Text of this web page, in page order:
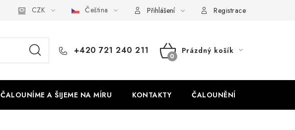
Ochrana osobních údajů Odstoupení od smlouvy
CZK Čeština Přihlášení Registrace
+420 721 240 211
NÁKUPNÍ
Prázdný košík
ČALOUNÍME A ŠIJEME NA MÍRU KONTAKTY ČALOUNĚNÍ